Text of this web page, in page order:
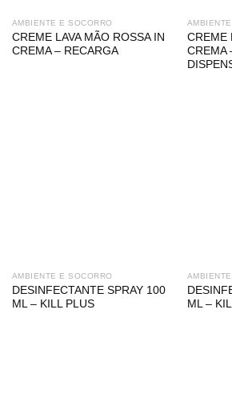
AMBIENTE E SOCORRO
CREME LAVA MÃO ROSSA IN
CREMA – RECARGA
CREME
CREMA
AMBIENTE E SOCORRO
DESINFECTANTE SPRAY 100
ML – KILL PLUS
ML –